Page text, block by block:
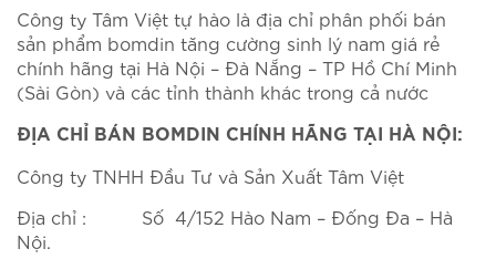
Công ty Tâm Việt tự hào là địa chỉ phân phối bán
sản phẩm bomdin tăng cường sinh lý nam giá rẻ
chính hãng tại Hà Nội – Đà Nẵng – TP Hồ Chí Minh
(Sài Gòn) và các tỉnh thành khác trong cả nước
ĐỊA CHỈ BÁN BOMDIN CHÍNH HÃNG TẠI HÀ NỘI:
Công ty TNHH Đầu Tư và Sản Xuất Tâm Việt
Địa chỉ : Số 4/152 Hào Nam – Đống Đa – Hà
Nội.